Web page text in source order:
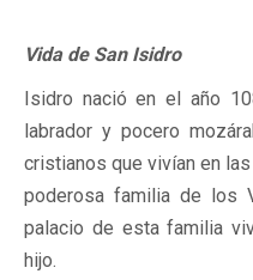
Vida de San Isidro
Isidro nació en el año
labrador y pocero
cristianos que vivían en
poderosa familia de los
palacio de esta familia
hijo.